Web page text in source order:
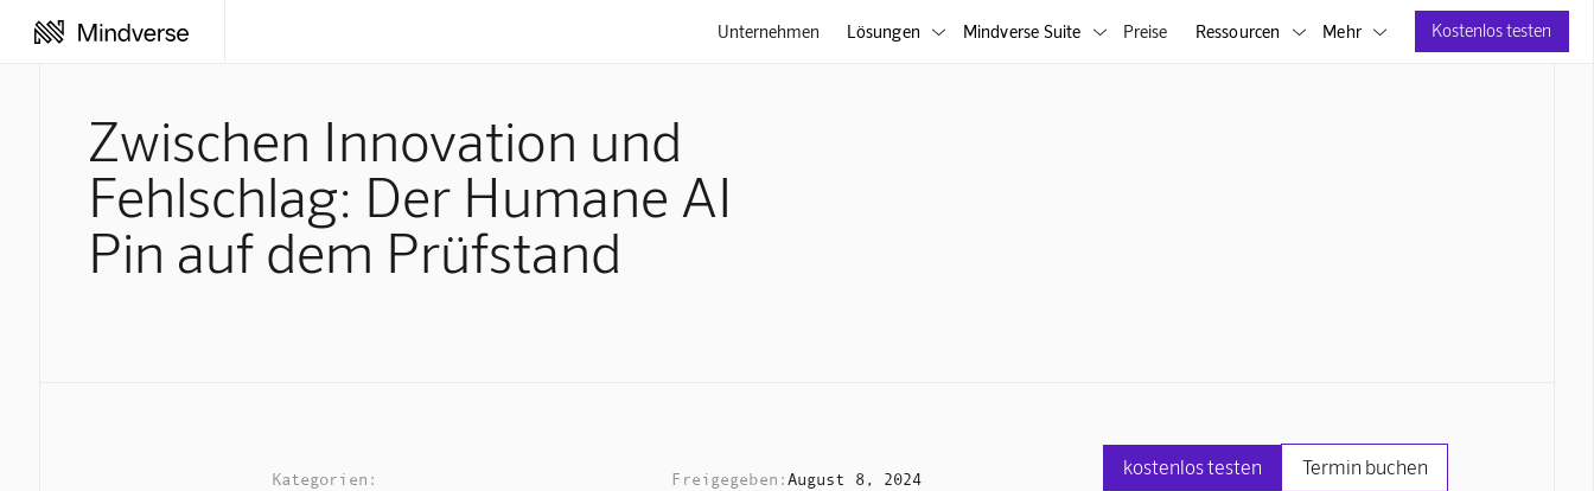
Unternehmen Lösungen  Mindverse Suite  Preise Ressourcen  Mehr  Kostenlos testen
Zwischen Innovation und
Fehlschlag: Der Humane AI
Pin auf dem Prüfstand
Kategorien: Freigegeben:August 8, 2024
kostenlos testen Termin buchen